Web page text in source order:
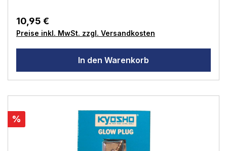
10,95 €
Preise inkl. MwSt. zzgl. Versandkosten
In den Warenkorb
%